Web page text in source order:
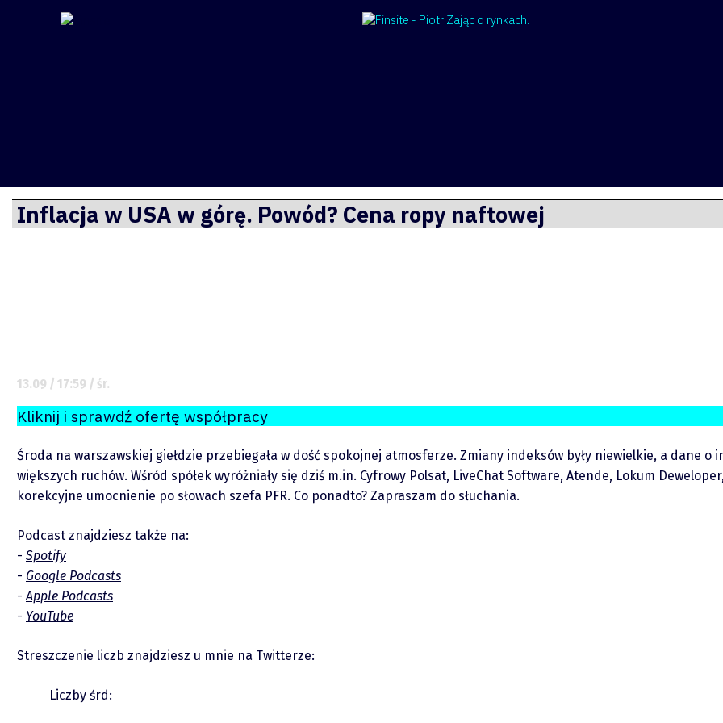
Zastrzeżenie
Współpraca
Wsparcie
Raporty
Podcasty
Przejdź
do
Inflacja w USA w górę. Powód? Cena ropy naftowej
13.09 / 17:59 / śr.
Kliknij i sprawdź ofertę współpracy
Środa na warszawskiej giełdzie przebiegała w dość spokojnej atmosferze. Zmiany indeksów były niewielkie, a dane o
większych ruchów. Wśród spółek wyróżniały się dziś m.in. Cyfrowy Polsat, LiveChat Software, Atende, Lokum
korekcyjne umocnienie po słowach szefa PFR. Co ponadto? Zapraszam do słuchania.
Podcast znajdziesz także na:
Spotify
Google Podcasts
Apple Podcasts
YouTube
Streszczenie liczb znajdziesz u mnie na Twitterze:
Liczby śrd: